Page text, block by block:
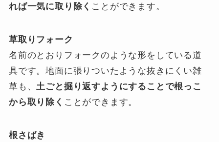
れば一気に取り除く ことができます。
草取りフォーク
名前のとおりフォークのような形をしている道
具です。地面に張りついたような抜きにくい雑
草も、土ごと掘り返すようにすることで根っこ
から取り除く ことができます。
根さばき